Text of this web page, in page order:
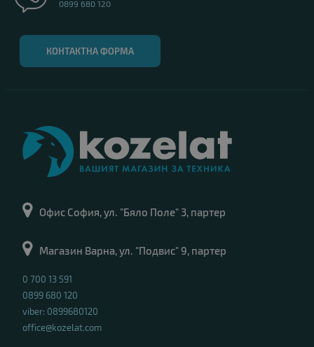
0899 680 120
КОНТАКТНА ФОРМА
Офис София, ул. "Бяло Поле" 3, партер
Магазин Варна, ул. "Подвис" 9, партер
0 700 13 591
0899 680 120
viber: 0899680120
office@kozelat.com